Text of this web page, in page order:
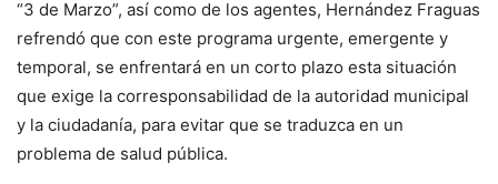
“3 de Marzo”, así como de los agentes, Hernández Fraguas
refrendó que con este programa urgente, emergente y
temporal, se enfrentará en un corto plazo esta situación
que exige la corresponsabilidad de la autoridad municipal
y la ciudadanía, para evitar que se traduzca en un
problema de salud pública.